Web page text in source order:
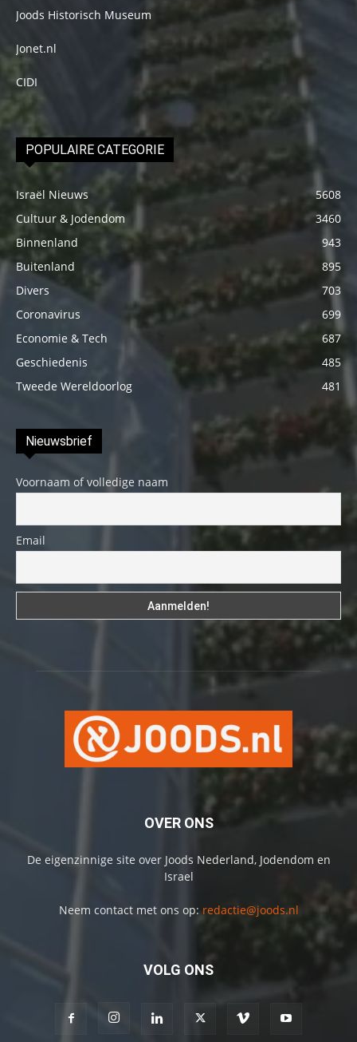
Joods Historisch Museum
Jonet.nl
CIDI
POPULAIRE CATEGORIE
Israël Nieuws
5608
Cultuur & Jodendom
3460
Binnenland
943
Buitenland
895
Divers
703
Coronavirus
699
Economie & Tech
687
Geschiedenis
485
Tweede Wereldoorlog
481
Nieuwsbrief
Voornaam of volledige naam
Email
OVER ONS
De eigenzinnige site over Joods Nederland, Jodendom en
Israel
Neem contact met ons op: redactie@joods.nl
VOLG ONS